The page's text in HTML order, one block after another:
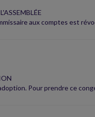
aux comptes est
Pour prendre ce